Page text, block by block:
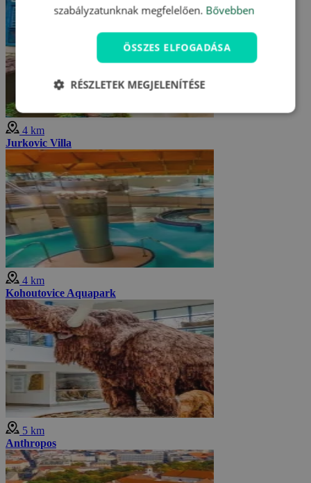
4 km
Jurkovic Villa
4 km
Kohoutovice Aquapark
5 km
Anthropos
szabályzatunknak megfelelően. Bővebben
ÖSSZES ELFOGADÁSA
RÉSZLETEK MEGJELENÍTÉSE